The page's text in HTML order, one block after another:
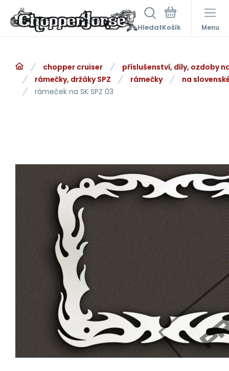
Hledat Menu
chopper cruiser
příslušenství, díly, ozdoby
rámečky, držáky SPZ
rámečky
na
rámeček na SK SPZ 03